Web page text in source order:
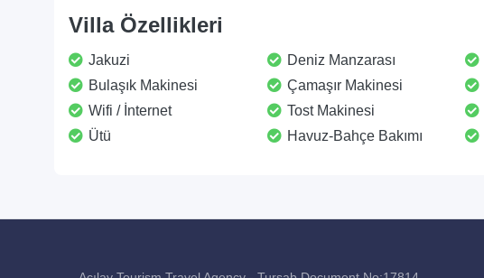
Villa Özellikleri
Jakuzi Deniz Manzarası
Bulaşık Makinesi
Çamaşır Makinesi
Wifi / İnternet
Tost Makinesi
Ütü
Havuz-Bahçe Bakımı